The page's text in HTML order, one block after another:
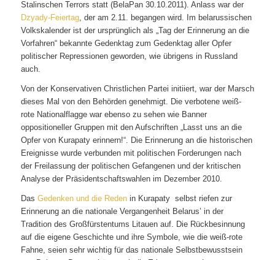
Stalinschen Terrors statt (BelaPan 30.10.2011). Anlass war der
Dzyady-Feiertag, der am 2.11. begangen wird. Im belarussischen
Volkskalender ist der ursprünglich als „Tag der Erinnerung an die
Vorfahren“ bekannte Gedenktag zum Gedenktag aller Opfer
politischer Repressionen geworden, wie übrigens in Russland
auch.
Von der Konservativen Christlichen Partei initiiert, war der Marsch
dieses Mal von den Behörden genehmigt. Die verbotene weiß-
rote Nationalflagge war ebenso zu sehen wie Banner
oppositioneller Gruppen mit den Aufschriften „Lasst uns an die
Opfer von Kurapaty erinnern!“. Die Erinnerung an die historischen
Ereignisse wurde verbunden mit politischen Forderungen nach
der Freilassung der politischen Gefangenen und der kritischen
Analyse der Präsidentschaftswahlen im Dezember 2010.
Das Gedenken und die Redenin Kurapaty selbst riefen zur
Erinnerung an die nationale Vergangenheit Belarus’ in der
Tradition des Großfürstentums Litauen auf. Die Rückbesinnung
auf die eigene Geschichte und ihre Symbole, wie die weiß-rote
Fahne, seien sehr wichtig für das nationale Selbstbewusstsein